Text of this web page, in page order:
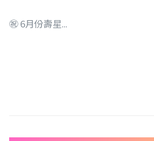
㊗ 6月份壽星...